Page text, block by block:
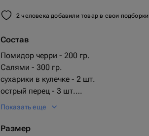
2 человека добавили товар в свои подборки
Состав
Помидор черри - 200 гр.
Салями - 300 гр.
сухарики в кулечке - 2 шт.
острый перец - 3 шт.
сыр копченый косичка - 2 шт.
арахис соленный в кулечке - 1 шт.
Показать еще
Размер